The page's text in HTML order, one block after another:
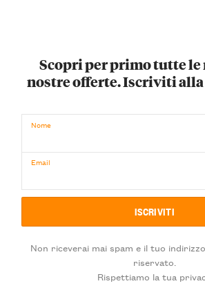
Scopri per primo tutte le
nostre offerte. Iscriviti
Nome
Email
Non riceverai mai spam e il tuo
riservato.
Rispettiamo la tua